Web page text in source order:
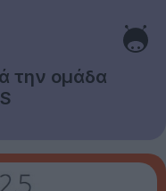
την ομάδα